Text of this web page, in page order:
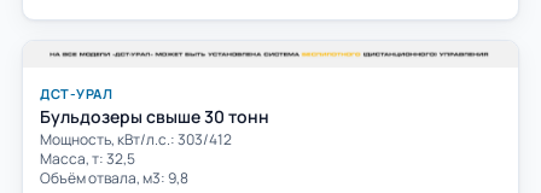
ДСТ-УРАЛ
Бульдозеры свыше 30 тонн
Мощность, кВт/л.с.: 303/412
Масса, т: 32,5
Объём отвала, м3: 9,8